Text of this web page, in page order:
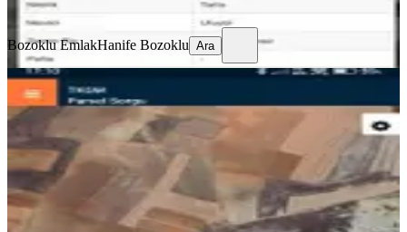
Ara
Bozoklu EmlakHanife Bozoklu Ara
Yaylabağı Kasabasında Termal
Bölgeye Yakın Satılık Tarla
İhsaniye, Esentepe Mahallesi
50900 m² · 21.07.2026
47.000.000 ₺